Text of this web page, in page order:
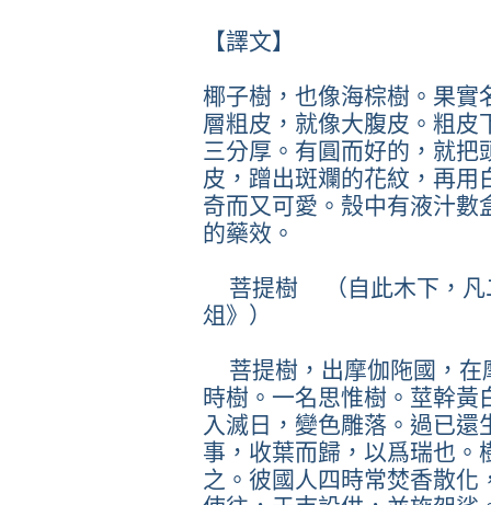
【譯文】
椰子樹，也像海棕樹。果實
層粗皮，就像大腹皮。粗皮
三分厚。有圓而好的，就把
皮，蹭出斑斕的花紋，再用
奇而又可愛。殼中有液汁數
的藥效。
菩提樹 （自此木下，凡
俎》）
菩提樹，出摩伽陁國，在
時樹。一名思惟樹。莖幹
入滅日，變色雕落。過已
事，收葉而歸，以爲瑞也。
之。彼國人四時常焚香散化